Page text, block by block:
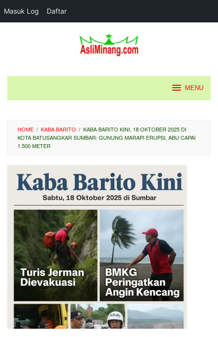
Masuk Log Daftar
MENU
HOME / KABA BARITO / KABA BARITO KINI, 18 OKTOBER 2025 DI
KOTA BATUSANGKAR SUMBAR: GUNUNG MARAPI ERUPSI, ABU CAPAI
1.500 METER